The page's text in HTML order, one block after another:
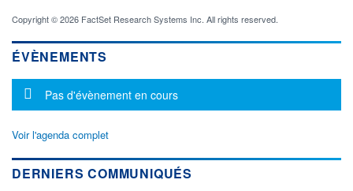
Copyright © 2026 FactSet Research Systems Inc. All rights reserved.
ÉVÈNEMENTS
Message d'information
Pas d'évènement en cours
Voir l'agenda complet
DERNIERS COMMUNIQUÉS